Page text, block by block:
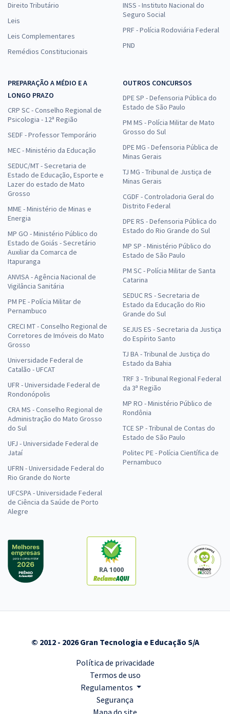
Direito Tributário
Leis
Leis Complementares
Remédios Constitucionais
INSS - Instituto Nacional do
Seguro Social
PRF - Polícia Rodoviária Federal
PND
PREPARAÇÃO A MÉDIO E A
LONGO PRAZO
CRP SC - Conselho Regional de
Psicologia - 12ª Região
SEDF - Professor Temporário
MEC - Ministério da Educação
SEDUC/MT - Secretaria de
Estado de Educação, Esporte e
Lazer do estado de Mato
Grosso
MME - Ministério de Minas e
Energia
MP GO - Ministério Público do
Estado de Goiás - Secretário
Auxiliar da Comarca de
Itapuranga
ANVISA - Agência Nacional de
Vigilância Sanitária
PM PE - Polícia Militar de
Pernambuco
CRECI MT - Conselho Regional de
Corretores de Imóveis do Mato
Grosso
Universidade Federal de
Catalão - UFCAT
UFR - Universidade Federal de
Rondonópolis
CRA MS - Conselho Regional de
Administração do Mato Grosso
do Sul
UFJ - Universidade Federal de
Jataí
UFRN - Universidade Federal do
Rio Grande do Norte
UFCSPA - Universidade Federal
de Ciência da Saúde de Porto
Alegre
OUTROS CONCURSOS
DPE SP - Defensoria Pública do
Estado de São Paulo
PM MS - Polícia Militar de Mato
Grosso do Sul
DPE MG - Defensoria Pública de
Minas Gerais
TJ MG - Tribunal de Justiça de
Minas Gerais
CGDF - Controladoria Geral do
Distrito Federal
DPE RS - Defensoria Pública do
Estado do Rio Grande do Sul
MP SP - Ministério Público do
Estado de São Paulo
PM SC - Polícia Militar de Santa
Catarina
SEDUC RS - Secretaria de
Estado da Educação do Rio
Grande do Sul
SEJUS ES - Secretaria da Justiça
do Espírito Santo
TJ BA - Tribunal de Justiça do
Estado da Bahia
TRF 3 - Tribunal Regional Federal
da 3ª Região
MP RO - Ministério Público de
Rondônia
TCE SP - Tribunal de Contas do
Estado de São Paulo
Politec PE - Polícia Científica de
Pernambuco
RA 1000
© 2012 - 2026 Gran Tecnologia e Educação S/A
Política de privacidade
Termos de uso
Regulamentos
Segurança
Mapa do site